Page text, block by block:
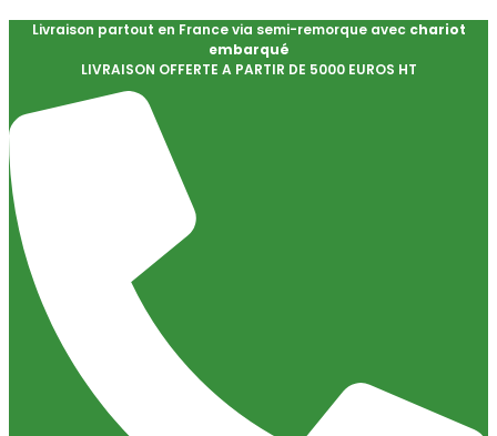
Livraison partout en France via semi-remorque avec chariot
embarqué
LIVRAISON OFFERTE A PARTIR DE 5000 EUROS HT